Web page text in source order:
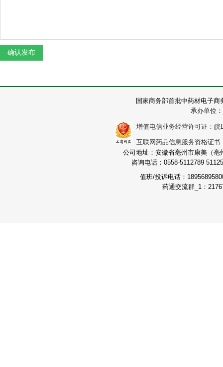
国家商务部首批中药材电子
承办单位
增值电信业务经营许可证：皖
互联网药品信息服务资格证
公司地址：安徽省亳州市康美（
咨询电话：0558-5112789
值班/投诉电话：
药通交流群_1：